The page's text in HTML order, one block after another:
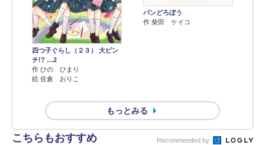
四つ子ぐらし（２３） 大ピン
チ!? …2
作 ひの ひまり
絵 佐倉 おりこ
パンどろぼう
作 柴田 ケイコ
もっとみる
こちらもおすすめ Recommended by